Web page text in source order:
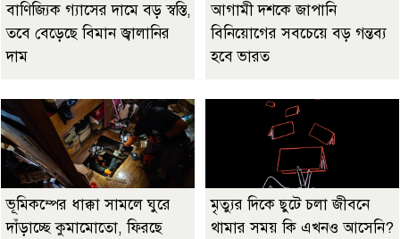
বাণিজ্যিক গ্যাসের দামে বড় স্বস্তি,
তবে বেড়েছে বিমান জ্বালানির
দাম
আগামী দশকে জাপানি
বিনিয়োগের সবচেয়ে বড় গন্তব্য
হবে ভারত
ভূমিকম্পের ধাক্কা সামলে ঘুরে
দাঁড়াচ্ছে কুমামোতো, ফিরছে
মৃত্যুর দিকে ছুটে চলা জীবনে
থামার সময় কি এখনও আসেনি?